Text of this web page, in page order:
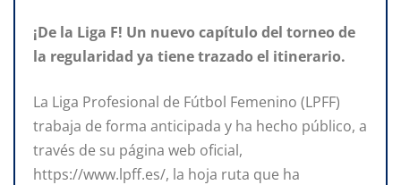
¡De la Liga F! Un nuevo capítulo del torneo de
la regularidad ya tiene trazado el itinerario.
La Liga Profesional de Fútbol Femenino (LPFF)
trabaja de forma anticipada y ha hecho público, a
través de su página web oficial,
https://www.lpff.es/, la hoja ruta que ha